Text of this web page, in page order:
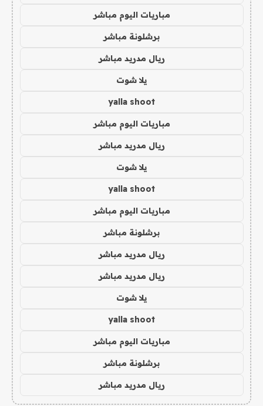
مباريات اليوم مباشر
برشلونة مباشر
ريال مدريد مباشر
يلا شوت
yalla shoot
مباريات اليوم مباشر
ريال مدريد مباشر
يلا شوت
yalla shoot
مباريات اليوم مباشر
برشلونة مباشر
ريال مدريد مباشر
ريال مدريد مباشر
يلا شوت
yalla shoot
مباريات اليوم مباشر
برشلونة مباشر
ريال مدريد مباشر